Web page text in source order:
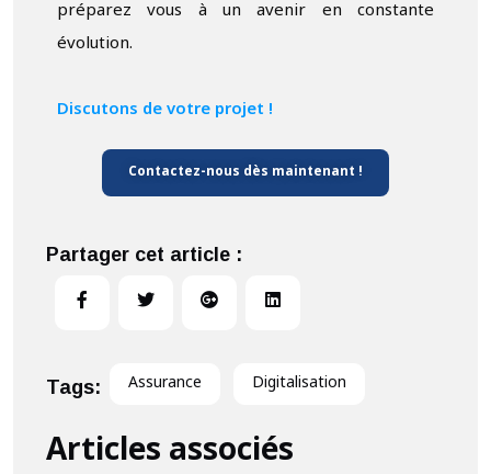
préparez vous à un avenir en constante
évolution.
Discutons de votre projet !
Contactez-nous dès maintenant !
Partager cet article :
Tags: Assurance Digitalisation
Articles associés